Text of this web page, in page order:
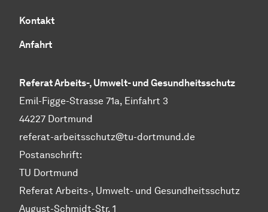
Kontakt
Anfahrt
Referat Arbeits-, Umwelt- und Gesundheitsschutz
Emil-Figge-Strasse 71a, Einfahrt 3
44227 Dortmund
referat-arbeitsschutz@tu-dortmund.de
Postanschrift:
TU Dortmund
Referat Arbeits-, Umwelt- und Gesundheitsschutz
August-Schmidt-Str. 1